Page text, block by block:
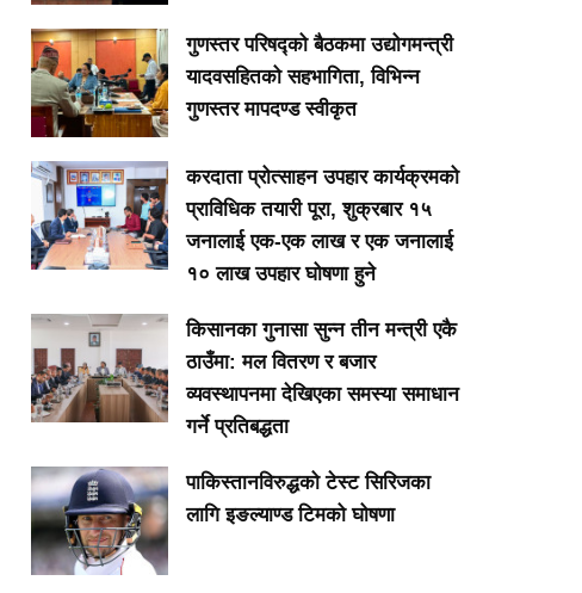
गुणस्तर परिषद्को बैठकमा उद्योगमन्त्री
यादवसहितको सहभागिता, विभिन्न
गुणस्तर मापदण्ड स्वीकृत
करदाता प्रोत्साहन उपहार कार्यक्रमको
प्राविधिक तयारी पूरा, शुक्रबार १५
जनालाई एक-एक लाख र एक जनालाई
१० लाख उपहार घोषणा हुने
किसानका गुनासा सुन्न तीन मन्त्री एकै
ठाउँमा: मल वितरण र बजार
व्यवस्थापनमा देखिएका समस्या समाधान
गर्ने प्रतिबद्धता
पाकिस्तानविरुद्धको टेस्ट सिरिजका
लागि इङल्याण्ड टिमको घोषणा